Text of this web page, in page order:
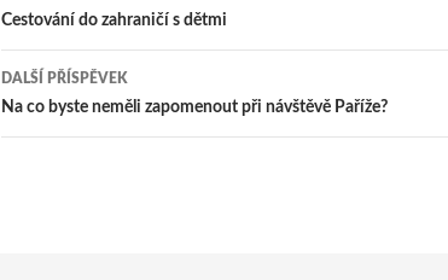
pro
příspěvky
Cestování do zahraničí s dětmi
DALŠÍ PŘÍSPĚVEK
Na co byste neměli zapomenout při návštěvě Paříže?